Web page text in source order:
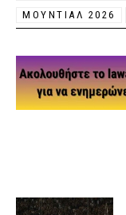
ΜΟΥΝΤΙΑΛ 2026